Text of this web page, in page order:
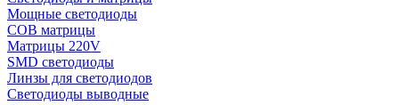
Мощные светодиоды
COB матрицы
Матрицы 220V
SMD светодиоды
Линзы для светодиодов
Светодиоды выводные